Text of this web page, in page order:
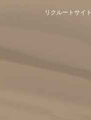
リクルートサイト